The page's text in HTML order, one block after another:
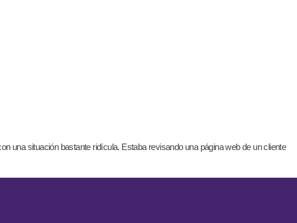
una situación bastante ridícula. Estaba revisando una página web de un cliente